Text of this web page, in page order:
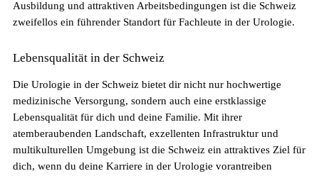
Pflegefachpersonen in der Schweiz bevorzugt?
Ausbildung und attraktiven Arbeitsbedingungen ist die Schweiz
zweifellos ein führender Standort für Fachleute in der Urologie.
Lebensqualität in der Schweiz
Die Urologie in der Schweiz bietet dir nicht nur hochwertige
medizinische Versorgung, sondern auch eine erstklassige
Lebensqualität für dich und deine Familie. Mit ihrer
atemberaubenden Landschaft, exzellenten Infrastruktur und
multikulturellen Umgebung ist die Schweiz ein attraktives Ziel für
dich, wenn du deine Karriere in der Urologie vorantreiben